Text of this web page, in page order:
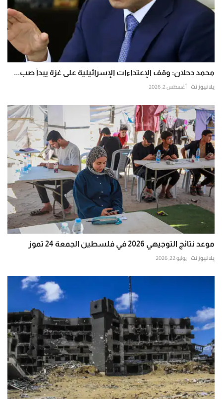
محمد دحلان: وقف الإعتداءات الإسرائيلية على غزة يبدأ صب...
يلا نيوز نت أغسطس 2, 2026
موعد نتائج التوجيهي 2026 في فلسطين الجمعة 24 تموز
يلا نيوز نت يوليو 22, 2026